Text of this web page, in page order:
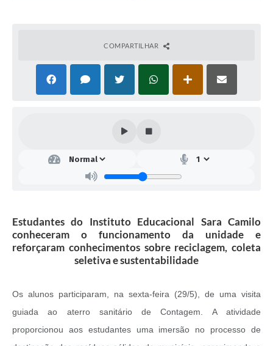
COMPARTILHAR
Estudantes do Instituto Educacional Sara Camilo
conheceram o funcionamento da unidade e
reforçaram conhecimentos sobre reciclagem, coleta
seletiva e sustentabilidade
Os alunos participaram, na sexta-feira (29/5), de uma visita
guiada ao aterro sanitário de Contagem. A atividade
proporcionou aos estudantes uma imersão no processo de